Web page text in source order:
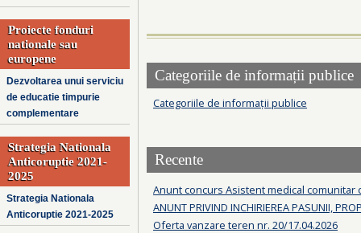
Proiecte fonduri
nationale sau
europene
Dezvoltarea unui serviciu
de educatie timpurie
complementare
Strategia Nationala
Anticoruptie 2021-
2025
Strategia Nationala
Anticoruptie 2021-2025
Categoriile de informații publice
Categoriile de informații publice
Recente
Anunt concurs Asistent medical comunitar
ANUNT PRIVIND INCHIRIEREA PASUNII,
Oferta vanzare teren nr. 20/17.04.2026